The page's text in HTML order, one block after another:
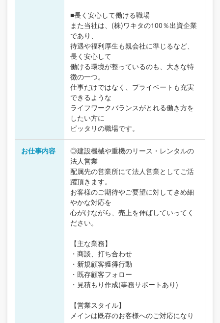
■長く安心して働ける職場
また当社は、(株)ワキタの100％出資企業
であり、
待遇や福利厚生も親会社に準じるなど、
長く安心して
働ける環境が整っているのも、大きな特
徴の一つ。
仕事だけではなく、プライベートも充実
できるような
ライフワークバランスがとれる働き方を
したい方に
ピッタリの職場です。
お仕事内容
◎建設機械や重機のリース・レンタルの
法人営業
配属先の営業所にて法人営業としてご活
躍頂きます。
お客様のご期待やご要望に対してきめ細
やかな対応を
心がけながら、売上を伸ばしていってく
ださい。
【主な業務】
・商談、打ち合わせ
・新規顧客獲得行動
・既存顧客フォロー
・見積もり作成(事務サポートあり)
【営業スタイル】
メインは既存のお客様へのご対応になり